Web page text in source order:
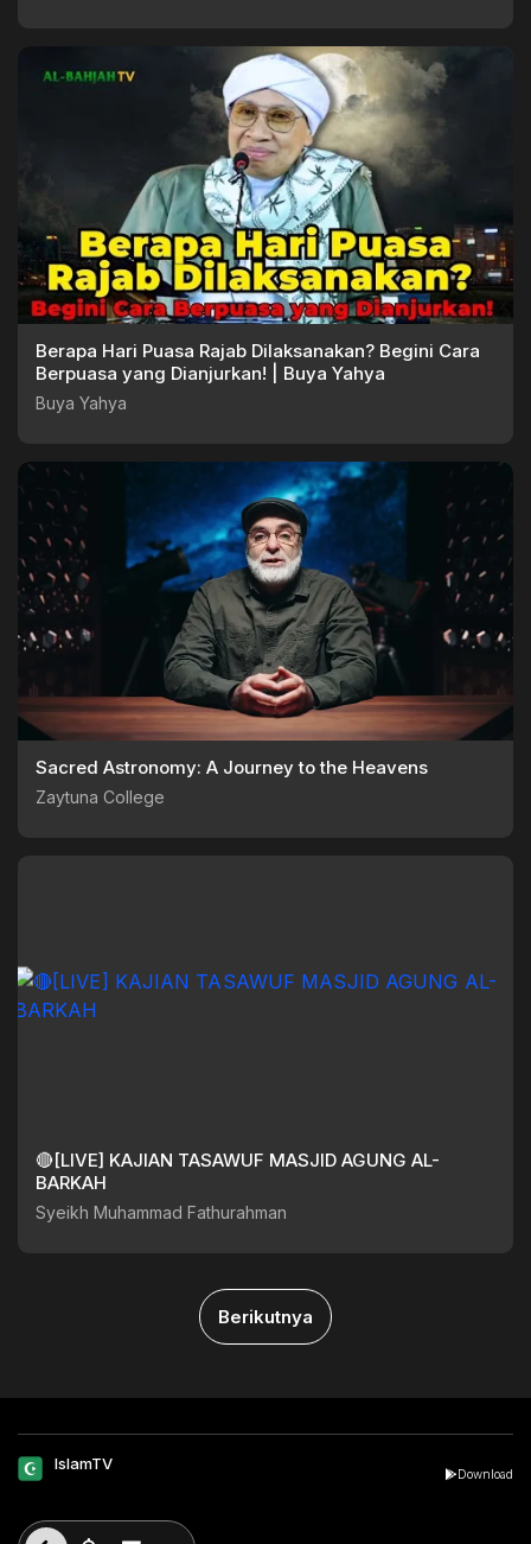
Berapa Hari Puasa Rajab Dilaksanakan? Begini Cara
Berpuasa yang Dianjurkan! | Buya Yahya
Buya Yahya
Sacred Astronomy: A Journey to the Heavens
Zaytuna College
🔴[LIVE] KAJIAN TASAWUF MASJID AGUNG AL-
BARKAH
Syeikh Muhammad Fathurahman
Berikutnya
IslamTV
Download